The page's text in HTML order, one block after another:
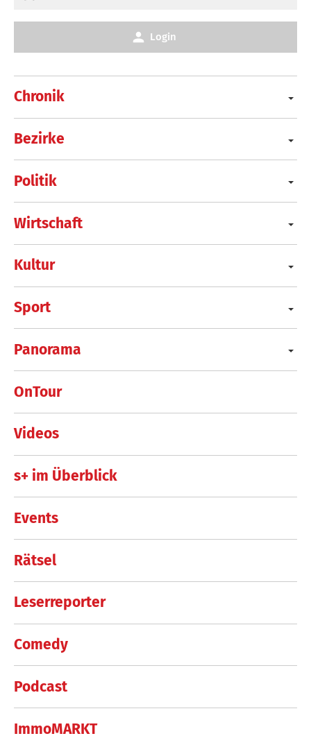
Chronik
Bezirke
Politik
Wirtschaft
Kultur
Sport
Panorama
OnTour
Videos
s+ im Überblick
Events
Rätsel
Leserreporter
Comedy
Podcast
ImmoMARKT
Login